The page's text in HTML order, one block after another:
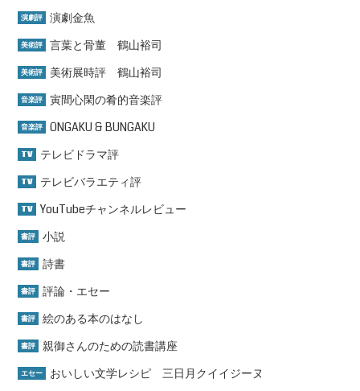
演劇評 演劇金魚
美術評 言葉と骨董 鶴山裕司
美術評 美術展時評 鶴山裕司
音楽評 寅間心閑の肴的音楽評
音楽評 ONGAKU & BUNGAKU
TV テレビドラマ評
TV テレビバラエティ評
TV YouTubeチャンネルレビュー
書評 小説
書評 詩書
書評 評論・エセー
書評 絵のある本のはなし
書評 親御さんのための読書講座
エセー おいしい文学レシピ 三日月クイイジーヌ